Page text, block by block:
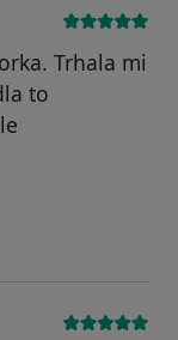
Trhala mi
to
byl odstraněn